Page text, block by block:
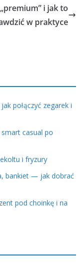
i jak to
w praktyce
połączyć zegarek i
casual po
i fryzury
bankiet — jak dobrać
pod choinkę i na